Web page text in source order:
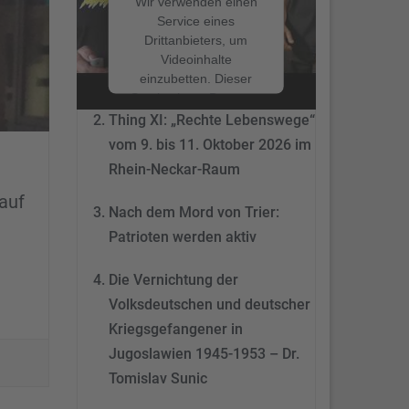
Service eines
Drittanbieters, um
Videoinhalte
einzubetten. Dieser
Service kann Daten zu
Ihren Aktivitäten
sammeln. Bitte lesen
Sie die Details durch
und stimmen Sie der
zu, um dieses Video
anzusehen.
Mehr
Informationen
Akzeptieren
powered by
Usercentrics Consent
Nach dem Mord von Trier:
Patrioten werden aktiv
Thing XI: „Rechte Lebenswege“
vom 9. bis 11. Oktober 2026 im
Rhein-Neckar-Raum
Nach dem Mord von Trier:
Patrioten werden aktiv
Die Vernichtung der
Volksdeutschen und deutscher
Kriegsgefangener in
Jugoslawien 1945-1953 – Dr.
Tomislav Sunic